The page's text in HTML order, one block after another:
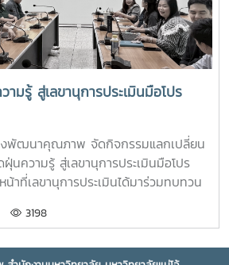
มรู้ สู่เลขานุการประเมินมือโปร
พัฒนาคุณภาพ จัดกิจกรรมแลกเปลี่ยน
นความรู้ สู่เลขานุการประเมินมือโปร
าที่เลขานุการประเมินได้มาร่วมทบทวน
ทำงานที่เป็นมาตรฐานและมี
ต่ละส่วนงานที่เข้มแข็ง ในกิจกรรมนี้
3198